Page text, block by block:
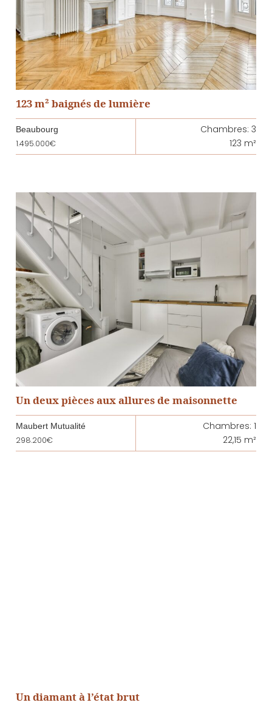
123 m² baignés de lumière
Beaubourg
1.495.000€
Chambres: 3
123 m²
Un deux pièces aux allures de maisonnette
Maubert Mutualité
298.200€
Chambres: 1
22,15 m²
Un diamant à l’état brut